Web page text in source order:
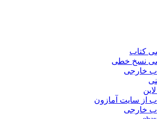
کتاب
نسخ خطی
خارجی
از سایت آمازون
خارجی